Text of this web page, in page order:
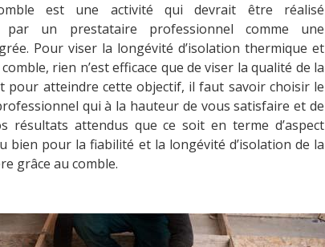
est une activité qui devrait être réalisé
par un prestataire professionnel comme une
Pour viser la longévité d’isolation thermique et
rien n’est efficace que de viser la qualité de la
pour atteindre cette objectif, il faut savoir choisir le
qui à la hauteur de vous satisfaire et de
résultats attendus que ce soit en terme d’aspect
bien pour la fiabilité et la longévité d’isolation de la
grâce au comble.